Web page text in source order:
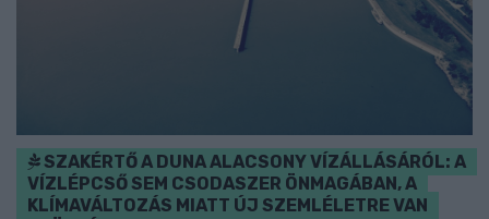
SZAKÉRTŐ A DUNA ALACSONY VÍZÁLLÁSÁRÓL: A
VÍZLÉPCSŐ SEM CSODASZER ÖNMAGÁBAN, A
KLÍMAVÁLTOZÁS MIATT ÚJ SZEMLÉLETRE VAN